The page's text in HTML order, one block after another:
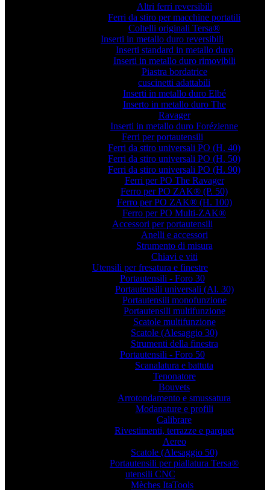
Altri ferri reversibili
Ferri da stiro per macchine portatili
Coltelli originali Tersa®
Inserti in metallo duro reversibili
Inserti standard in metallo duro
Inserti in metallo duro rimovibili
Piastra bordatrice
cuscinetti adattabili
Inserti in metallo duro Elbé
Inserto in metallo duro The
Ravager
Inserti in metallo duro Forézienne
Ferri per portautensili
Ferri da stiro universali PO (H. 40)
Ferri da stiro universali PO (H. 50)
Ferri da stiro universali PO (H. 90)
Ferri per PO The Ravager
Ferro per PO ZAK® (P. 50)
Ferro per PO ZAK® (H. 100)
Ferro per PO Multi-ZAK®
Accessori per portautensili
Anelli e accessori
Strumento di misura
Chiavi e viti
Utensili per fresatura e finestre
Portautensili - Foro 30
Portautensili universali (Al. 30)
Portautensili monofunzione
Portautensili multifunzione
Scatole multifunzione
Scatole (Alesaggio 30)
Strumenti della finestra
Portautensili - Foro 50
Scanalatura e battuta
Tenonatore
Bouvets
Arrotondamento e smussatura
Modanature e profili
Calibrare
Rivestimenti, terrazze e parquet
Aereo
Scatole (Alesaggio 50)
Portautensili per piallatura Tersa®
utensili CNC
Mèches ItaTools